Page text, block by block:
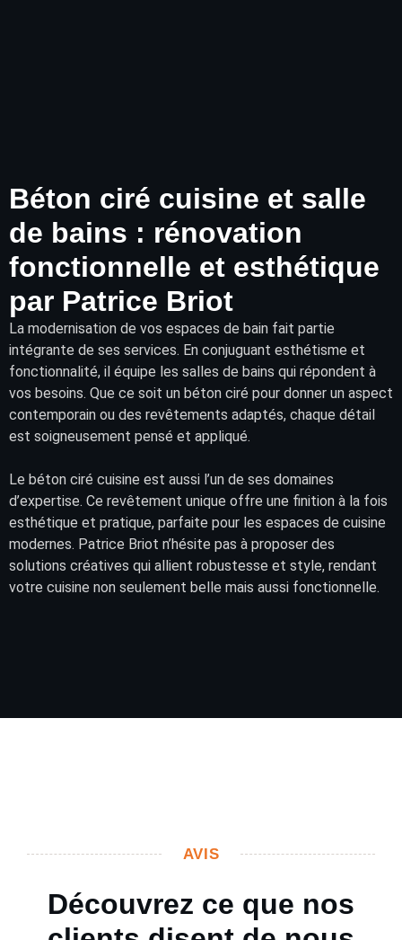
Béton ciré cuisine et salle
de bains : rénovation
fonctionnelle et esthétique
par Patrice Briot
La modernisation de vos espaces de bain fait partie
intégrante de ses services. En conjuguant esthétisme et
fonctionnalité, il équipe les salles de bains qui répondent à
vos besoins. Que ce soit un béton ciré pour donner un aspect
contemporain ou des revêtements adaptés, chaque détail
est soigneusement pensé et appliqué.
Le béton ciré cuisine est aussi l’un de ses domaines
d’expertise. Ce revêtement unique offre une finition à la fois
esthétique et pratique, parfaite pour les espaces de cuisine
modernes. Patrice Briot n’hésite pas à proposer des
solutions créatives qui allient robustesse et style, rendant
votre cuisine non seulement belle mais aussi fonctionnelle.
AVIS
Découvrez ce que nos